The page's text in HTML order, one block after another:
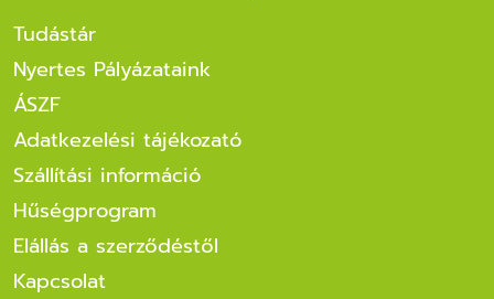
Tudástár
Nyertes Pályázataink
ÁSZF
Adatkezelési tájékozató
Szállítási információ
Hűségprogram
Elállás a szerződéstől
Kapcsolat